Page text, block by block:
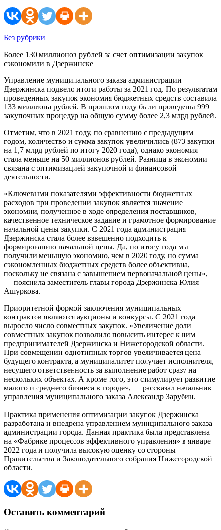
Без рубрики
Более 130 миллионов рублей за счет оптимизации закупок
сэкономили в Дзержинске
Управление муниципального заказа администрации
Дзержинска подвело итоги работы за 2021 год. По результатам
проведенных закупок экономия бюджетных средств составила
133 миллиона рублей. В прошлом году были проведены 999
закупочных процедур на общую сумму более 2,3 млрд рублей.
Отметим, что в 2021 году, по сравнению с предыдущим
годом, количество и сумма закупок увеличились (873 закупки
на 1,7 млрд рублей по итогу 2020 года), однако экономия
стала меньше на 50 миллионов рублей. Разница в экономии
связана с оптимизацией закупочной и финансовой
деятельности.
«Ключевыми показателями эффективности бюджетных
расходов при проведении закупок является значение
экономии, полученное в ходе определения поставщиков,
качественное техническое задание и грамотное формирование
начальной цены закупки. С 2021 года администрация
Дзержинска стала более взвешенно подходить к
формированию начальной цены. Да, по итогу года мы
получили меньшую экономию, чем в 2020 году, но сумма
сэкономленных бюджетных средств более объективна,
поскольку не связана с завышением первоначальной цены»,
— пояснила заместитель главы города Дзержинска Юлия
Ашуркова.
Приоритетной формой заключения муниципальных
контрактов являются аукционы и конкурсы. С 2021 года
выросло число совместных закупок. «Увеличение доли
совместных закупок позволило повысить интерес к ним
предпринимателей Дзержинска и Нижегородской области.
При совмещении однотипных торгов увеличивается цена
будущего контракта, а муниципалитет получает исполнителя,
несущего ответственность за выполнение работ сразу на
нескольких объектах. А кроме того, это стимулирует развитие
малого и среднего бизнеса в городе», — рассказал начальник
управления муниципального заказа Александр Зарубин.
Практика применения оптимизации закупок Дзержинска
разработана и внедрена управлением муниципального заказа
администрации города. Данная практика была представлена
на «Фабрике процессов эффективного управления» в январе
2022 года и получила высокую оценку со стороны
Правительства и Законодательного собрания Нижегородской
области.
Оставить комментарий